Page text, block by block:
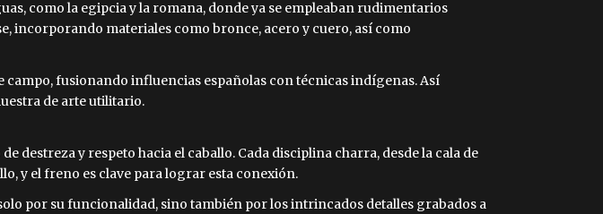
como la egipcia y la romana, donde ya se empleaban rudimentarios
incorporando materiales como bronce, acero y cuero, así como
campo, fusionando influencias españolas con técnicas indígenas. Así
de arte utilitario.
y respeto hacia el caballo. Cada disciplina charra, desde la cala de
y el freno es clave para lograr esta conexión.
por su funcionalidad, sino también por los intrincados detalles grabados a